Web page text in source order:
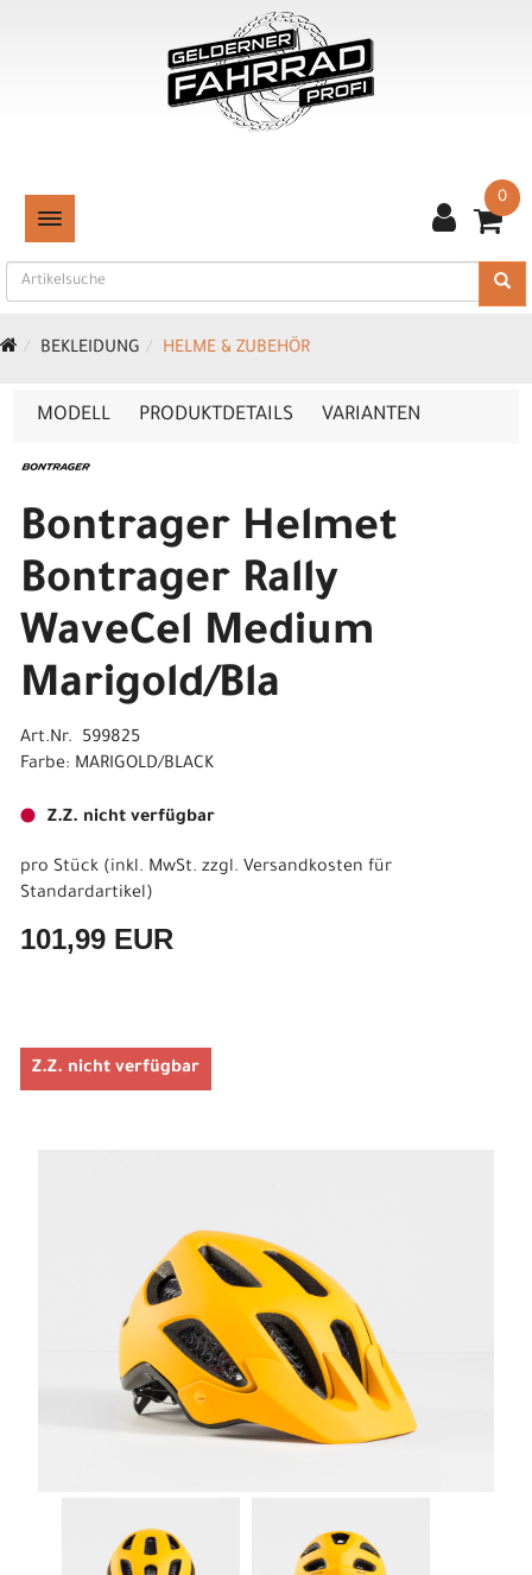
TOGGLE NAVIGATION
0
BEKLEIDUNG HELME & ZUBEHÖR
MODELL PRODUKTDETAILS VARIANTEN
Bontrager Helmet
Bontrager Rally
WaveCel Medium
Marigold/Bla
Art.Nr. 599825
Farbe: MARIGOLD/BLACK
Z.Z. nicht verfügbar
pro Stück (inkl. MwSt. zzgl. Versandkosten für
Standardartikel)
101,99 EUR
Z.Z. nicht verfügbar